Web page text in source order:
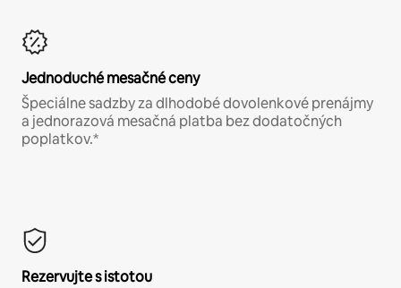
Jednoduché mesačné ceny
Špeciálne sadzby za dlhodobé dovolenkové prenájmy
a jednorazová mesačná platba bez dodatočných
poplatkov.*
Rezervujte s istotou